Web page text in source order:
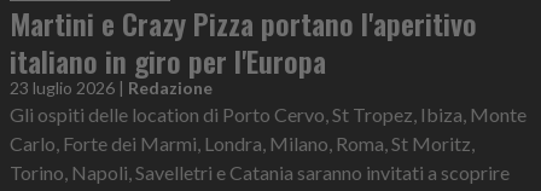
Martini e Crazy Pizza portano l'aperitivo
italiano in giro per l'Europa
23 luglio 2026 | Redazione
Gli ospiti delle location di Porto Cervo, St Tropez, Ibiza, Monte
Carlo, Forte dei Marmi, Londra, Milano, Roma, St Moritz,
Torino, Napoli, Savelletri e Catania saranno invitati a scoprire